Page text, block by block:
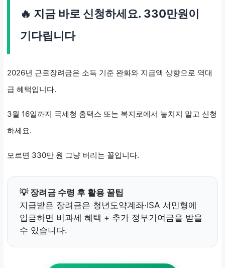
🔥 지금 바로 신청하세요. 330만원이
기다립니다
2026년 근로장려금은 소득 기준 완화와 지급액 상향으로 역대
급 혜택입니다.
3월 16일까지 국세청 홈택스 또는 복지로에서 놓치지 말고 신청
하세요.
모르면 330만 원 그냥 버리는 꼴입니다.
💡 장려금 수령 후 활용 꿀팁
지급받은 장려금은 청년도약계좌·ISA 서민형에
입금하면 비과세 혜택 + 추가 정부기여금을 받을
수 있습니다.